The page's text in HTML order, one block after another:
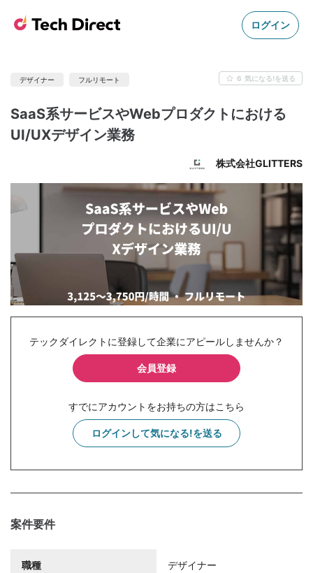
ログイン
デザイナー フルリモート 6 気になる!を送る
SaaS系サービスやWebプロダクトにおける
UI/UXデザイン業務
株式会社GLITTERS
テックダイレクトに登録して企業にアピールしませんか？
会員登録
すでにアカウントをお持ちの方はこちら
ログインして気になる!を送る
案件要件
職種 デザイナー